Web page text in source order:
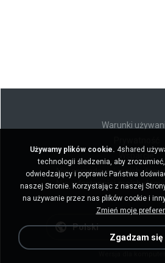
Warunki
Nie sprzedawaj moich
Nie udostępniaj moich
Polski
Używamy plików cookie. 4shared
technologii śledzenia, aby
odwiedzający i poprawić Państwa
naszej Stronie. Korzystając z naszej
na używanie przez nas plików cookie i
Zmień moje
Zgadzam się